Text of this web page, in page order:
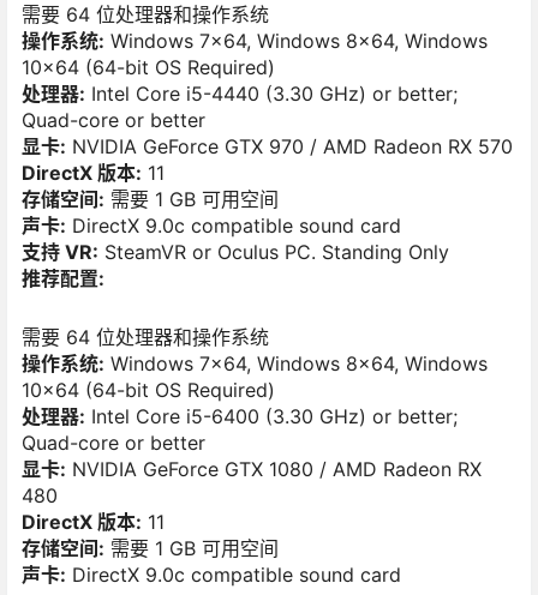
需要 64 位处理器和操作系统
操作系统: Windows 7×64, Windows 8×64, Windows
10×64 (64-bit OS Required)
处理器: Intel Core i5-4440 (3.30 GHz) or better;
Quad-core or better
显卡: NVIDIA GeForce GTX 970 / AMD Radeon RX 570
DirectX 版本: 11
存储空间: 需要 1 GB 可用空间
声卡: DirectX 9.0c compatible sound card
支持 VR: SteamVR or Oculus PC. Standing Only
推荐配置:
需要 64 位处理器和操作系统
操作系统: Windows 7×64, Windows 8×64, Windows
10×64 (64-bit OS Required)
处理器: Intel Core i5-6400 (3.30 GHz) or better;
Quad-core or better
显卡: NVIDIA GeForce GTX 1080 / AMD Radeon RX
480
DirectX 版本: 11
存储空间: 需要 1 GB 可用空间
声卡: DirectX 9.0c compatible sound card